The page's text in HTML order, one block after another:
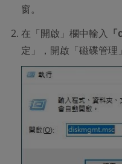
窗。
在「開啟」欄中輸入
定」，開啟「磁碟管理